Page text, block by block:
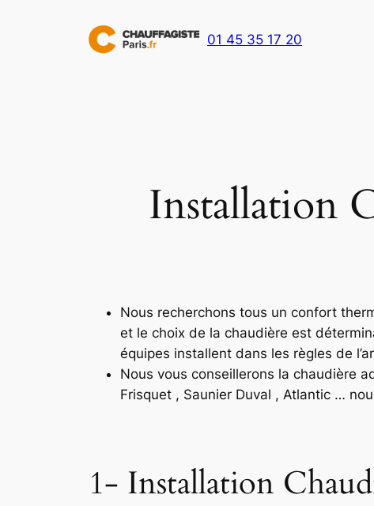
01 45 35 17 20
Installation
Nous recherchons tous un confort
et le choix de la chaudière est
équipes installent dans les règles de
Nous vous conseillerons la chaudière
Frisquet , Saunier Duval , Atlantic …
1- Installation